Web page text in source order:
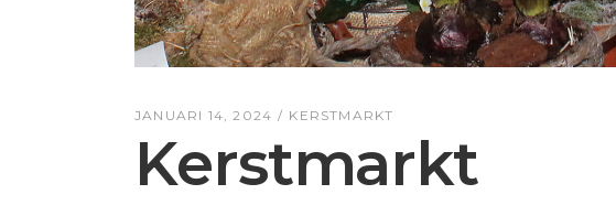
JANUARI 14, 2024 KERSTMARKT
Kerstmarkt